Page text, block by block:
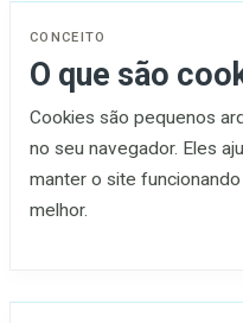
CONCEITO
O que são
Cookies são pequenos
no seu navegador. Eles
manter o site
melhor.